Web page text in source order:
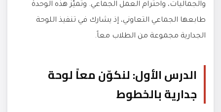
والجماليات، واحترام العمل الجماعي. وتُميّز هذه الوحدة
طابعها الجماعي التعاوني، إذ يشارك في تنفيذ اللوحة
الجدارية مجموعة من الطلاب معاً.
الدرس الأول: لنكوّن معاً لوحة
جدارية بالخطوط